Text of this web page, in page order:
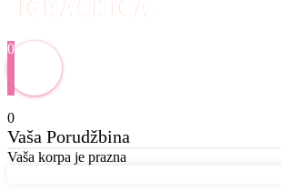
0
0
Vaša Porudžbina
Vaša korpa je prazna